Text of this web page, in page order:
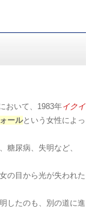
おいて、1983年イクイ
ールという女性によっ
糖尿病、失明など、
の目から光が失われた
したのも、別の道に進